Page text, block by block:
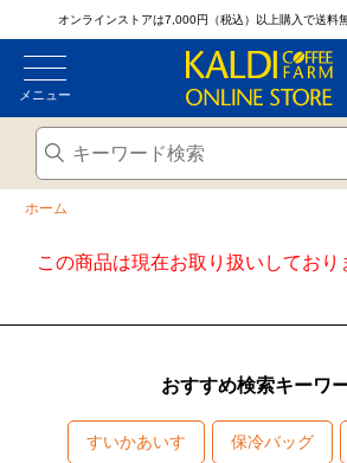
オンラインストアは7,000円（税込）以上購入で送料
メニュー
ホーム
この商品は現在お取り扱いしており
おすすめ検索キーワ
すいかあいす 保冷バッグ